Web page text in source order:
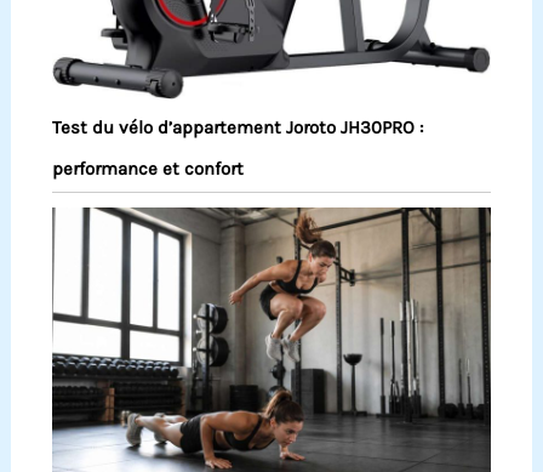
Test du vélo d’appartement Joroto JH30PRO :
performance et confort